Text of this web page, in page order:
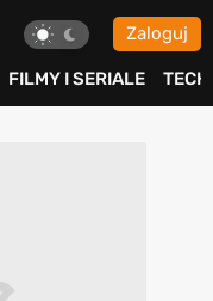
Zaloguj
FILMY I SERIALE TECH